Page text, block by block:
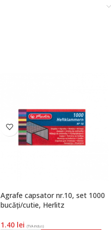
Agrafe capsator nr.10, set 1000
bucăți/cutie, Herlitz
1.40 lei (TVA inclus)